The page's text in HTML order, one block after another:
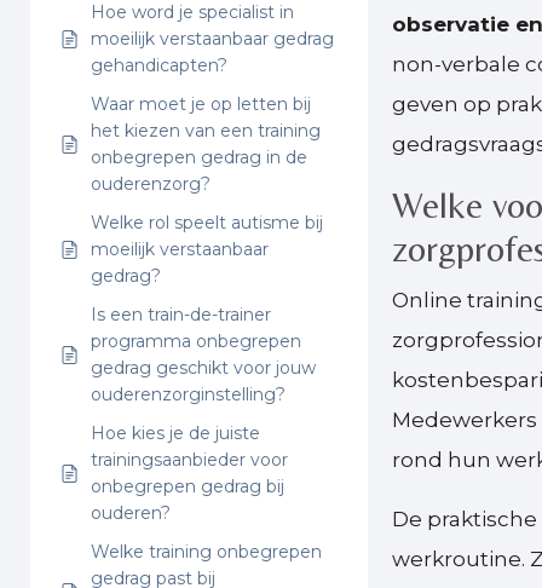
Hoe word je specialist in
moeilijk verstaanbaar gedrag
gehandicapten?
Waar moet je op letten bij
het kiezen van een training
onbegrepen gedrag in de
ouderenzorg?
Welke rol speelt autisme bij
moeilijk verstaanbaar
gedrag?
Is een train-de-trainer
programma onbegrepen
gedrag geschikt voor jouw
ouderenzorginstelling?
Hoe kies je de juiste
trainingsaanbieder voor
onbegrepen gedrag bij
ouderen?
Welke training onbegrepen
gedrag past bij
observatie
non-verbale
geven op
Welke
Online
rond hun
De
werkroutine.